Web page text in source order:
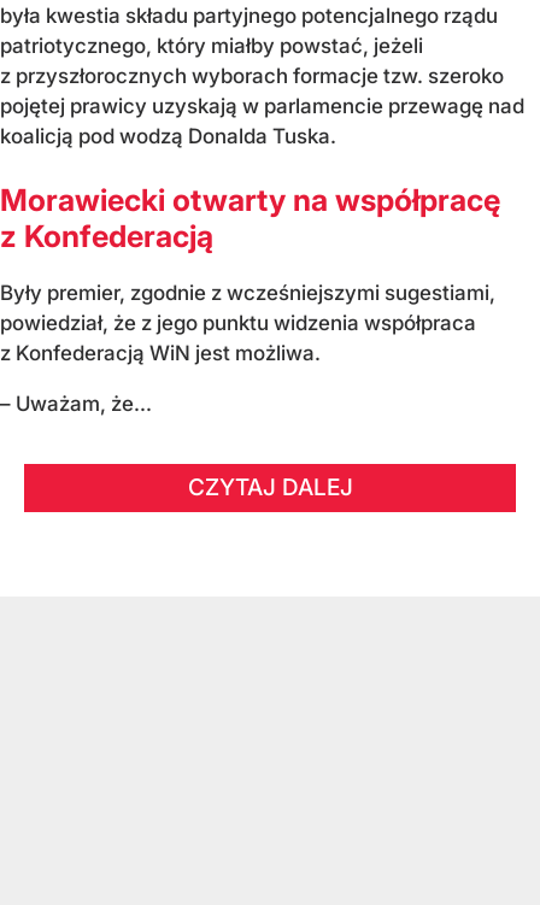
była kwestia składu partyjnego potencjalnego rządu
patriotycznego, który miałby powstać, jeżeli
z przyszłorocznych wyborach formacje tzw. szeroko
pojętej prawicy uzyskają w parlamencie przewagę nad
koalicją pod wodzą Donalda Tuska.
Morawiecki otwarty na współpracę
z Konfederacją
Były premier, zgodnie z wcześniejszymi sugestiami,
powiedział, że z jego punktu widzenia współpraca
z Konfederacją WiN jest możliwa.
– Uważam, że...
CZYTAJ DALEJ